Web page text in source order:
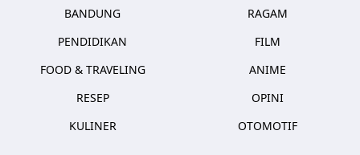
BANDUNG
PENDIDIKAN
FOOD & TRAVELING
RESEP
KULINER
RAGAM
FILM
ANIME
OPINI
OTOMOTIF